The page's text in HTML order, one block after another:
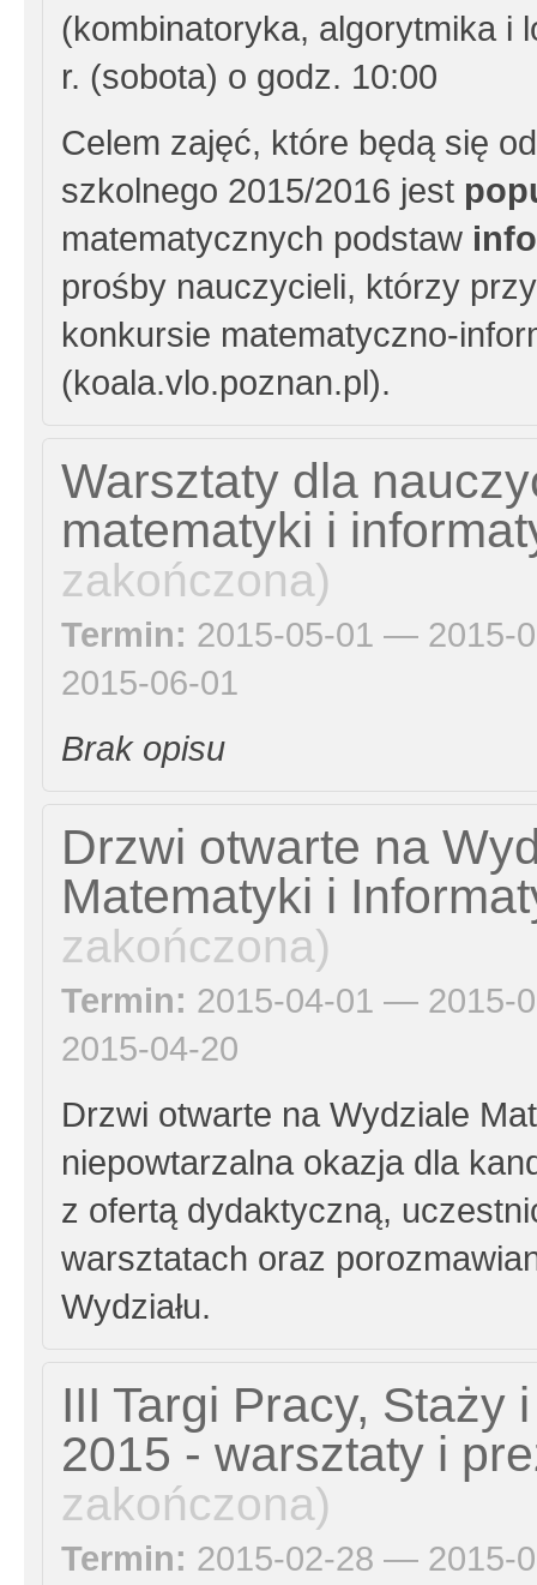
(kombinatoryka, algorytmika i
r. (sobota) o godz. 10:00
Celem zajęć, które będą się
szkolnego 2015/2016 jest
matematycznych podstaw
prośby nauczycieli, którzy
konkursie matematyczno-
(koala.vlo.poznan.pl).
Warsztaty dla
matematyki i
zakończona)
Termin: 2015-05-01 — 2015-
2015-06-01
Brak opisu
Drzwi otwarte na
Matematyki i
zakończona)
Termin: 2015-04-01 — 2015-
2015-04-20
Drzwi otwarte na Wydziale
niepowtarzalna okazja dla
z ofertą dydaktyczną,
warsztatach oraz
Wydziału.
III Targi Pracy, Staży
2015 - warsztaty i
zakończona)
Termin: 2015-02-28 — 2015-